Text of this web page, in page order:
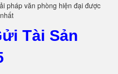
pháp văn phòng hiện đại được
Tài Sản